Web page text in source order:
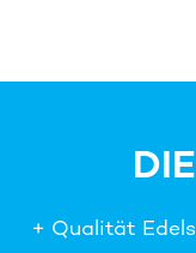
+ Qualität